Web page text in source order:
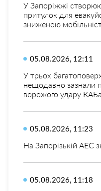
У Запоріжжі
притулок для
зниженою
05.08.2026, 12:11
У трьох
нещодавно зазнали
ворожого удару
05.08.2026, 11:23
На Запорізькій АЕС
05.08.2026, 11:18